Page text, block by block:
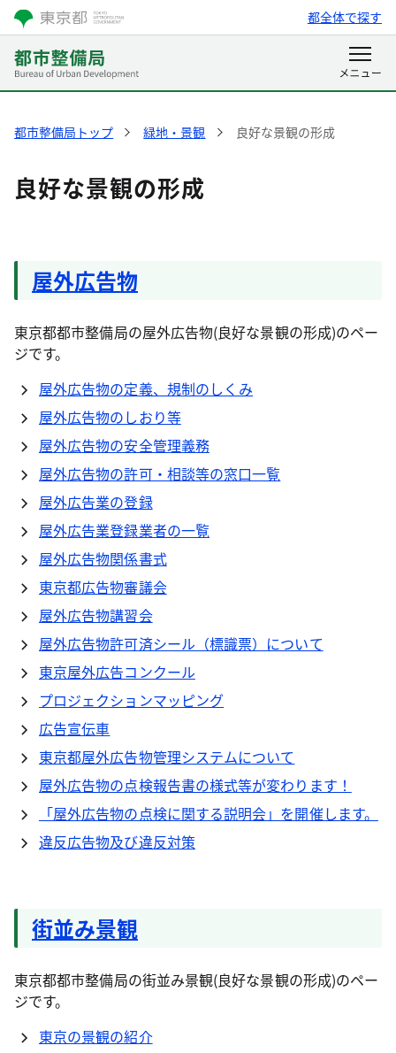
都全体で探す
都市整備局トップ 緑地・景観 良好な景観の形成
良好な景観の形成
屋外広告物
東京都都市整備局の屋外広告物(良好な景観の形成)のペー
ジです。
屋外広告物の定義、規制のしくみ
屋外広告物のしおり等
屋外広告物の安全管理義務
屋外広告物の許可・相談等の窓口一覧
屋外広告業の登録
屋外広告業登録業者の一覧
屋外広告物関係書式
東京都広告物審議会
屋外広告物講習会
屋外広告物許可済シール（標識票）について
東京屋外広告コンクール
プロジェクションマッピング
広告宣伝車
東京都屋外広告物管理システムについて
屋外広告物の点検報告書の様式等が変わります！
「屋外広告物の点検に関する説明会」を開催します。
違反広告物及び違反対策
街並み景観
東京都都市整備局の街並み景観(良好な景観の形成)のペー
ジです。
東京の景観の紹介